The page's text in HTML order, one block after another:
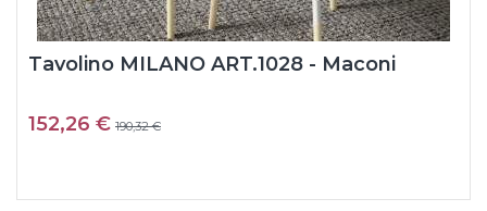
Tavolino MILANO ART.1028 - Maconi
152,26 € 190,32 €